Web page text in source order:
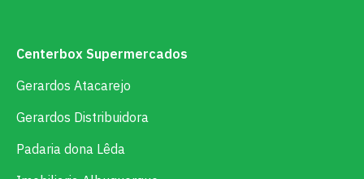
Centerbox Supermercados
Gerardos Atacarejo
Gerardos Distribuidora
Padaria dona Lêda